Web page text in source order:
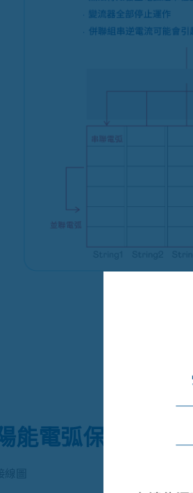
能電弧保護箱